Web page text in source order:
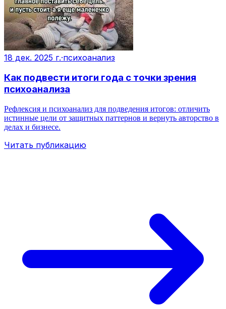
18 дек. 2025 г.·психоанализ
Как подвести итоги года с точки зрения
психоанализа
Рефлексия и психоанализ для подведения итогов: отличить
истинные цели от защитных паттернов и вернуть авторство в
делах и бизнесе.
Читать публикацию